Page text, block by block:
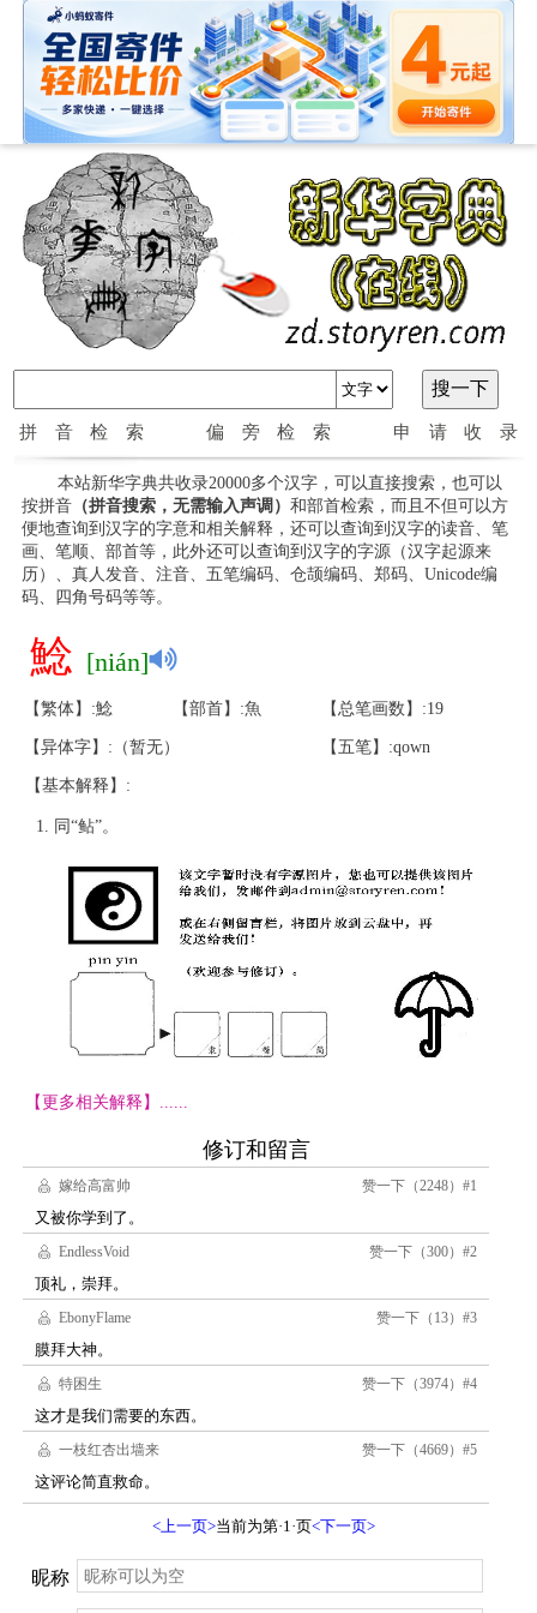
拼音检索 偏旁检索 申请收录
本站新华字典共收录20000多个汉字，可以直接搜索，也可以
按拼音（拼音搜索，无需输入声调） 和部首检索，而且不但可以方
便地查询到汉字的字意和相关解释，还可以查询到汉字的读音、笔
画、笔顺、部首等，此外还可以查询到汉字的字源（汉字起源来
历）、真人发音、注音、五笔编码、仓颉编码、郑码、Unicode编
码、四角号码等等。
鯰 [nián]
【繁体】:鯰 【部首】:魚 【总笔画数】:19
【异体字】:（暂无） 【五笔】:qown
【基本解释】:
同“鲇”。
【更多相关解释】......